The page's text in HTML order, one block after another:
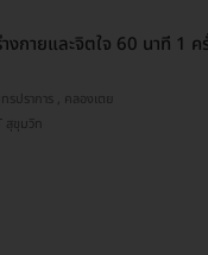
งกายและจิตใจ 60 นาที 1 ค
บางขุนเทียน , สมุทรปราการ , คลองเตย
, MRT สุขุมวิท